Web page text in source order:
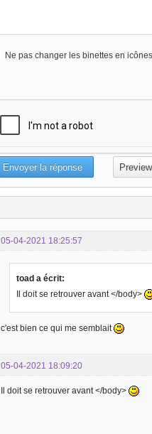
Ne pas changer les binettes en
05-04-2021 18:25:57
toad a écrit:
Il doit se retrouver avant </body>
c'est bien ce qui me semblait
05-04-2021 18:09:20
Il doit se retrouver avant </body>